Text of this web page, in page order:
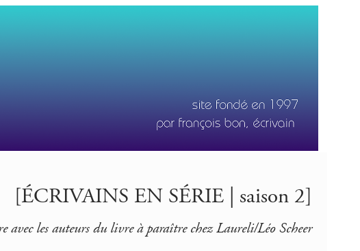
[ÉCRIVAINS EN SÉRIE | saison 2]
avec les auteurs du livre à paraître chez Laureli/Léo Scheer